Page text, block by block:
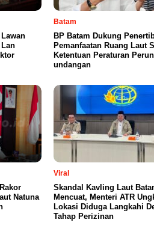
Batam
BP Batam Dukung
Pemanfaatan Ruang Laut
Ketentuan Peraturan
undangan
Natuna
Viral
Skandal Kavling Laut
Mencuat, Menteri ATR
Lokasi Diduga Langkahi
Tahap Perizinan